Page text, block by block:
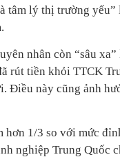
tâm lý thị trường yếu”
nhân còn “sâu
rút tiền khỏi TTCK
Điều này cũng ảnh
1/3 so với mức
nghiệp Trung Quốc